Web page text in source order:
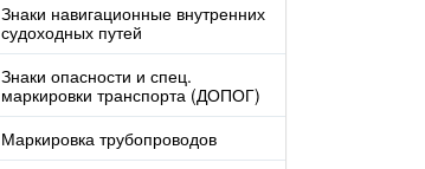
Знаки навигационные внутренних
судоходных путей
Знаки опасности и спец.
маркировки транспорта (ДОПОГ)
Маркировка трубопроводов